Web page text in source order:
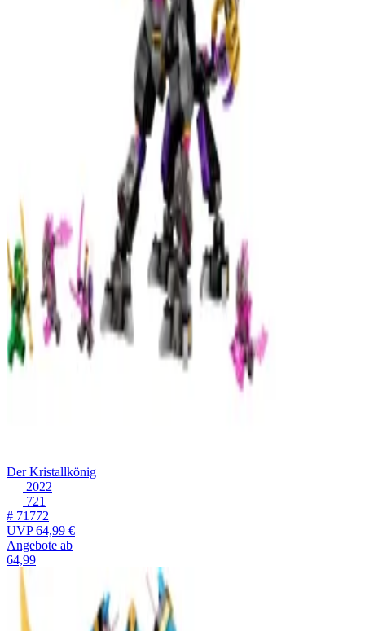
Der Kristallkönig
2022
721
# 71772
UVP64,99 €
Angebote ab
64,99